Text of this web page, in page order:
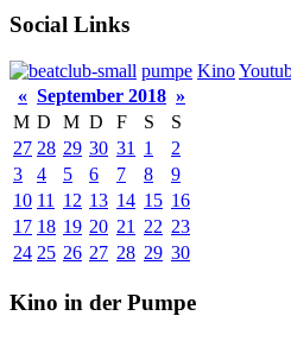
Social Links
pumpe Kino
« September 2018 »
M D M D F S
S
27 28 29 30 31 1
2
3
4 5 6 7 8
9
10 11 12 13 14 15 16
17 18 19 20 21 22 23
24 25 26 27 28 29 30
Kino in der Pumpe